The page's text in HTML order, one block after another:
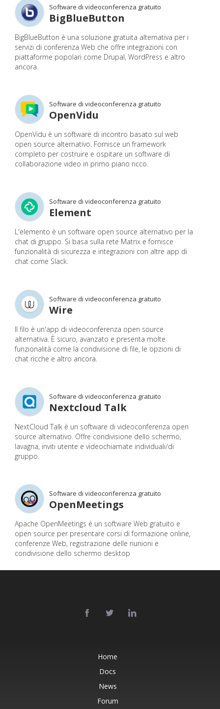
Software di videoconferenza gratuito
BigBlueButton
BigBlueButton è una soluzione gratuita alternativa per i
servizi di conferenza Web che offre integrazioni con
piattaforme popolari come Drupal, WordPress e altro
ancora.
Software di videoconferenza gratuito
OpenVidu
OpenVidu è un software di incontro basato sul web
open source alternativo. Fornisce un framework
completo per costruire e ospitare un software di
collaborazione video in primo piano ricco.
Software di videoconferenza gratuito
Element
L'elemento è un software open source alternativo per la
chat di gruppo. Si basa sulla rete Matrix e fornisce
funzionalità di sicurezza e integrazioni con altre app di
chat come Slack.
Software di videoconferenza gratuito
Wire
Il filo è un'app di videoconferenza open source
alternativa. È sicuro, avanzato e presenta molte
funzionalità come la condivisione di file, le opzioni di
chat ricche e altro ancora.
Software di videoconferenza gratuito
Nextcloud Talk
NextCloud Talk è un software di videoconferenza open
source alternativo. Offre condivisione dello schermo,
lavagna, inviti utente e videochiamate individuali/di
gruppo.
Software di videoconferenza gratuito
OpenMeetings
Apache OpenMeetings è un software Web gratuito e
open source per presentare corsi di formazione online,
conferenze Web, registrazione delle riunioni e
condivisione dello schermo desktop
Home
Docs
News
Forum